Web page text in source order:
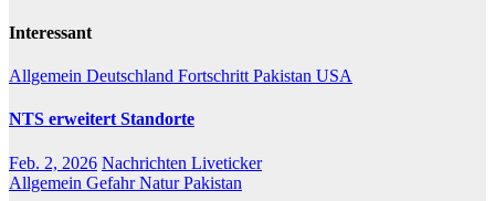
Interessant
Allgemein Deutschland Fortschritt Pakistan USA
NTS erweitert Standorte
Feb. 2, 2026 Nachrichten Liveticker
Allgemein GefahrNaturPakistan